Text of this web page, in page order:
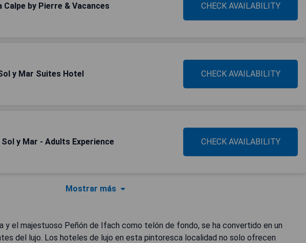
Calpe by Pierre & Vacances CHECK AVAILABILITY
y Mar Suites Hotel CHECK AVAILABILITY
y Mar - Adults Experience CHECK AVAILABILITY
Mostrar más
y el majestuoso Peñón de Ifach como telón de fondo, se ha convertido en un
del lujo. Los hoteles de lujo en esta pintoresca localidad no solo ofrecen